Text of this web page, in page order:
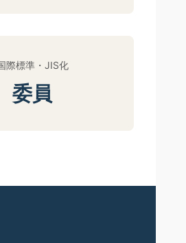
際標準・JIS化
委員